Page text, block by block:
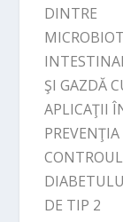
DINTRE
ŞI GAZDĂ
APLICAŢII
PREVENŢIA
CONTROUL
DE TIP 2